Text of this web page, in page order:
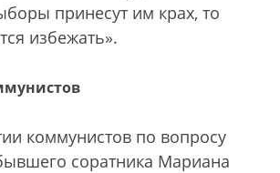
принесут им крах, то
избежать».
коммунистов по вопросу
соратника Мариана